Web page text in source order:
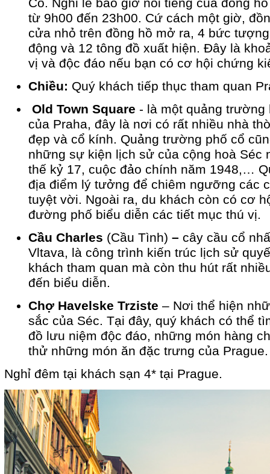
Cổ. Nghi lễ báo giờ nổi tiếng của đồng
từ 9h00 đến 23h00. Cứ cách một giờ,
cửa nhỏ trên đồng hồ mở ra, 4 bức
động và 12 tông đồ xuất hiện. Đây là
vị và độc đáo nếu bạn có cơ hội chứng
Chiều: Quý khách tiếp thục tham quan
Old Town Square - là một quảng
của Praha, đây là nơi có rất nhiều nhà
đẹp và cổ kính. Quảng trường phố cổ
những sự kiện lịch sử của cộng hoà Séc
thế kỷ 17, cuộc đảo chính năm 1948,…
địa điểm lý tưởng để chiêm ngưỡng các
tuyệt vời. Ngoài ra, du khách còn có cơ
đường phố biểu diễn các tiết mục thú vị.
Cầu Charles (Cầu Tình) – cây cầu cổ
Vltava, là công trình kiến trúc lịch sử
khách tham quan mà còn thu hút rất
đến biểu diễn.
Chợ Havelske Trziste – Nơi thể hiện
sắc của Séc. Tại đây, quý khách có thể
đồ lưu niệm độc đáo, những món hàng
thử những món ăn đặc trưng của Prague.
Nghỉ đêm tại khách sạn 4* tại Prague.